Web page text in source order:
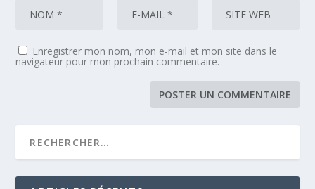
Enregistrer mon nom, mon e-mail et mon site dans le
navigateur pour mon prochain commentaire.